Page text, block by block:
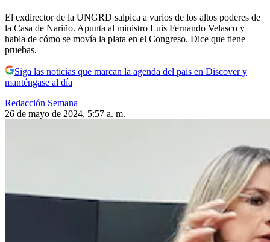
El exdirector de la UNGRD salpica a varios de los altos poderes de
la Casa de Nariño. Apunta al ministro Luis Fernando Velasco y
habla de cómo se movía la plata en el Congreso. Dice que tiene
pruebas.
Siga las noticias que marcan la agenda del país en Discover y
manténgase al día
Redacción Semana
26 de mayo de 2024, 5:57 a. m.